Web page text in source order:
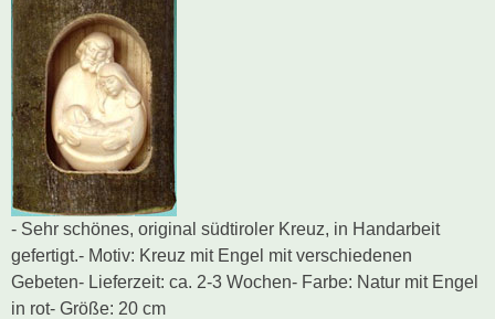
- Sehr schönes, original südtiroler Kreuz, in Handarbeit
gefertigt.- Motiv: Kreuz mit Engel mit verschiedenen
Gebeten- Lieferzeit: ca. 2-3 Wochen- Farbe: Natur mit Engel
in rot- Größe: 20 cm